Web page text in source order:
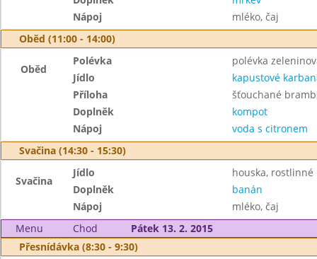
Nápoj
mléko, čaj
Oběd (11:00 - 14:00)
Oběd
Polévka
polévka
Jídlo
kapustové
Příloha
šťouchané
Doplněk
kompot
Nápoj
voda s citronem
Svačina (14:30 - 15:30)
Svačina
Jídlo
houska, rostlinné
Doplněk
banán
Nápoj
mléko, čaj
Menu
Chod
Pátek 13. 2. 2015
Přesnídávka (8:30 - 9:30)